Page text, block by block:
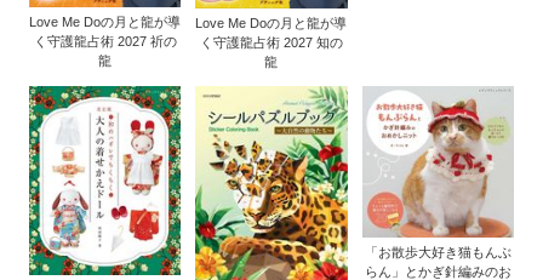
Love Me Doの月と龍が導
く守護龍占術 2027 祈の
龍
Love Me Doの月と龍が導
く守護龍占術 2027 知の
龍
「お散歩大好き猫もんぶ
らん」とかぎ針編みのお